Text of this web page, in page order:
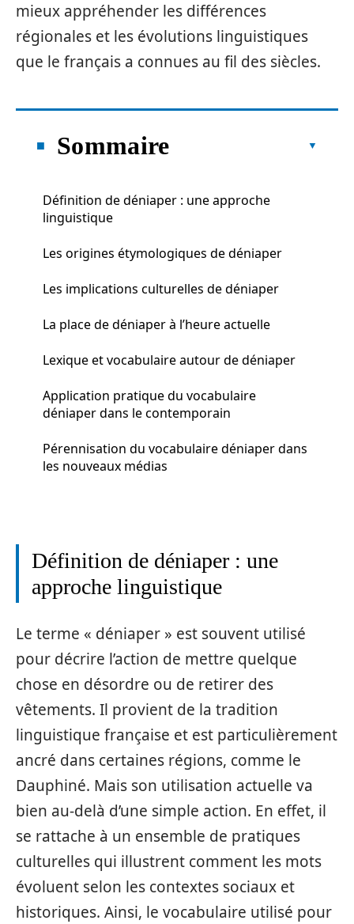
mieux appréhender les différences
régionales et les évolutions linguistiques
que le français a connues au fil des siècles.
Sommaire
Définition de déniaper : une approche
linguistique
Les origines étymologiques de déniaper
Les implications culturelles de déniaper
La place de déniaper à l’heure actuelle
Lexique et vocabulaire autour de déniaper
Application pratique du vocabulaire
déniaper dans le contemporain
Pérennisation du vocabulaire déniaper dans
les nouveaux médias
Définition de déniaper : une
approche linguistique
Le terme « déniaper » est souvent utilisé
pour décrire l’action de mettre quelque
chose en désordre ou de retirer des
vêtements. Il provient de la tradition
linguistique française et est particulièrement
ancré dans certaines régions, comme le
Dauphiné. Mais son utilisation actuelle va
bien au-delà d’une simple action. En effet, il
se rattache à un ensemble de pratiques
culturelles qui illustrent comment les mots
évoluent selon les contextes sociaux et
historiques. Ainsi, le vocabulaire utilisé pour